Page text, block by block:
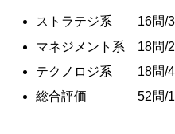
ストラテジ系 16問
マネジメント系 18
テクノロジ系 18問
総合評価 52問/